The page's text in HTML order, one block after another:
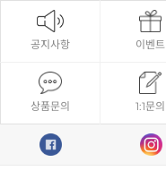
공지사항 이벤트
상품문의 1:1문의